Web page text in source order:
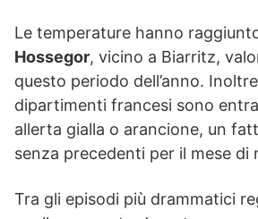
Le temperature hanno
Hossegor, vicino a Biarritz,
questo periodo dell’anno.
dipartimenti francesi sono
allerta gialla o arancione, un
senza precedenti per il mese di
Tra gli episodi più drammatici